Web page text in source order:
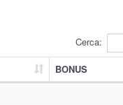
Cerca:
BONUS